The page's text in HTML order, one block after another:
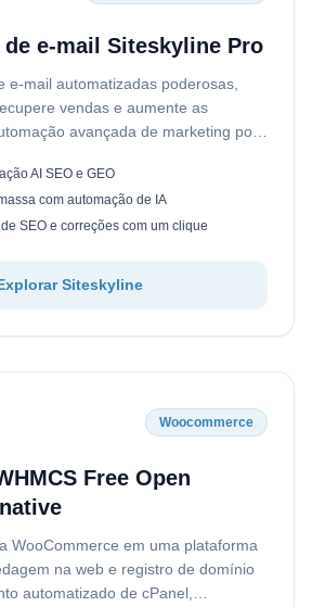
e-mail Siteskyline Pro
e-mail automatizadas poderosas,
vendas e aumente as
avançada de marketing por
AI SEO e GEO
com automação de IA
SEO e correções com um clique
Siteskyline
Woocommerce
Free Open
WooCommerce em uma plataforma
na web e registro de domínio
automatizado de cPanel,